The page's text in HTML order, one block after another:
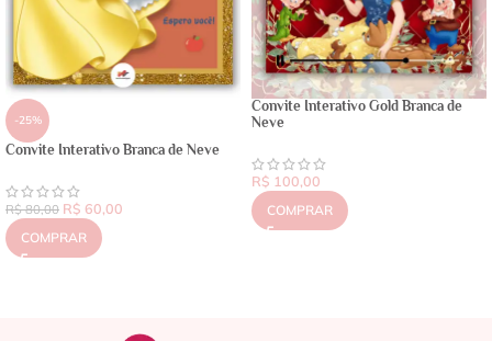
-25%
Convite Interativo Branca de Neve
R$80,00 R$ 60,00
COMPRAR
Convite Interativo Gold Branca de
Neve
R$ 100,00
COMPRAR